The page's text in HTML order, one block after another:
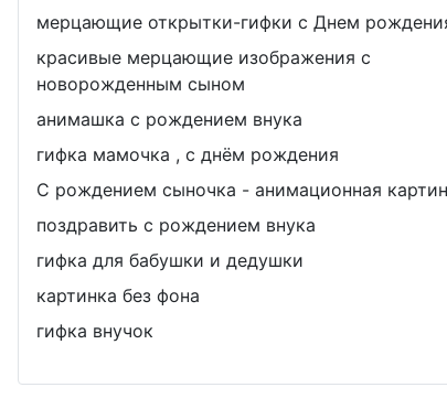
мерцающие открытки-гифки с Днем
красивые мерцающие изображения с
новорожденным сыном
анимашка с рождением внука
гифка мамочка , с днём рождения
С рождением сыночка - анимационная
поздравить с рождением внука
гифка для бабушки и дедушки
картинка без фона
гифка внучок